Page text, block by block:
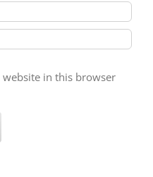
website in this browser